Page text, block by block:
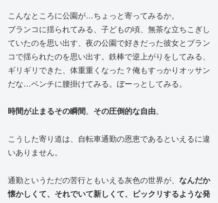
こんなところに公園が…ちょっと寄ってみるか。
ブランコに揺られてみる、子どもの頃、無茶な立ちこぎし
ていたのを思い出す、夜の公園で好きだった彼女とブラン
コで揺られたのを思い出す。鉄棒で逆上がりをしてみる、
ギリギリできた、体重重くなった？俺もすっかりオッサン
だな…ベンチに腰掛けてみる。ぼーっとしてみる。
時間が止まるその瞬間。 その圧倒的な自由。
こうした寄り道は、自転車通勤の恩恵であるといえるに違
いありません。
通勤というただの苦行ともいえる灰色の世界が、 なんだか
懐かしくて、それでいて新しくて、ビックリするような発